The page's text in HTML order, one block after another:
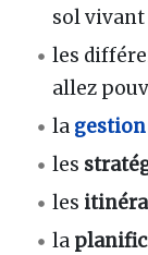
sol vivant
les
allez
la gestion
les
les
la